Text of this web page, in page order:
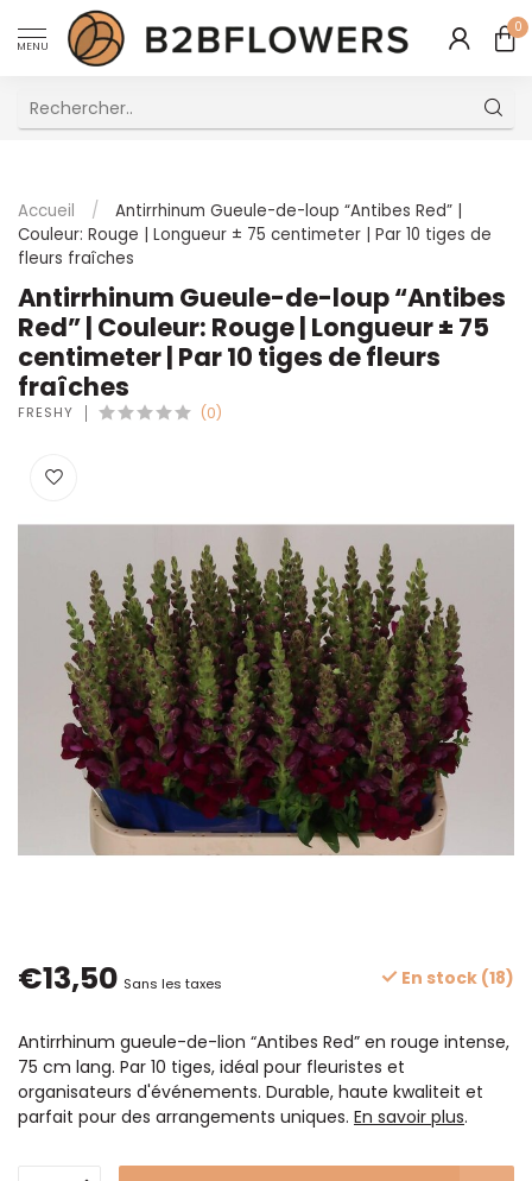
MENU
0
Accueil /
Antirrhinum Gueule-de-loup “Antibes Red” |
Couleur: Rouge | Longueur ± 75 centimeter | Par 10 tiges de
fleurs fraîches
Antirrhinum Gueule-de-loup “Antibes
Red” | Couleur: Rouge | Longueur ± 75
centimeter | Par 10 tiges de fleurs
fraîches
FRESHY (0)
€13,50 Sans les taxes En stock (18)
Antirrhinum gueule-de-lion “Antibes Red” en rouge intense,
75 cm lang. Par 10 tiges, idéal pour fleuristes et
organisateurs d'événements. Durable, haute kwaliteit et
parfait pour des arrangements uniques. En savoir plus.